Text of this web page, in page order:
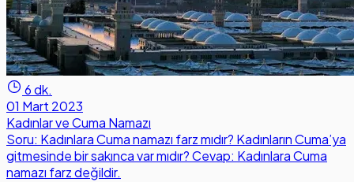
6 dk.
01 Mart 2023
Kadınlar ve Cuma Namazı
Soru: Kadınlara Cuma namazı farz mıdır? Kadınların Cuma’ya
gitmesinde bir sakınca var mıdır? Cevap: Kadınlara Cuma
namazı farz değildir.